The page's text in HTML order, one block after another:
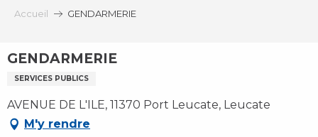
Accueil GENDARMERIE
GENDARMERIE
SERVICES PUBLICS
AVENUE DE L'ILE, 11370 Port Leucate, Leucate
M'y rendre